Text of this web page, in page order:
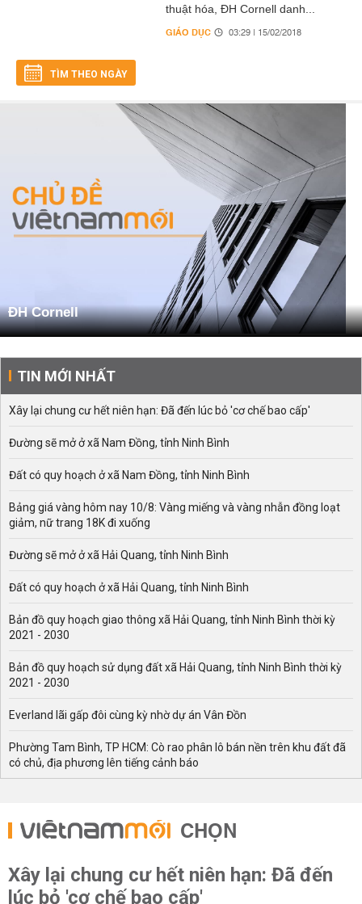
thuật hóa, ĐH Cornell danh...
GIÁO DỤC 03:29 | 15/02/2018
TÌM THEO NGÀY
ĐH Cornell
TIN MỚI NHẤT
Xây lại chung cư hết niên hạn: Đã đến lúc bỏ 'cơ chế bao cấp'
Đường sẽ mở ở xã Nam Đồng, tỉnh Ninh Bình
Đất có quy hoạch ở xã Nam Đồng, tỉnh Ninh Bình
Bảng giá vàng hôm nay 10/8: Vàng miếng và vàng nhẫn đồng loạt
giảm, nữ trang 18K đi xuống
Đường sẽ mở ở xã Hải Quang, tỉnh Ninh Bình
Đất có quy hoạch ở xã Hải Quang, tỉnh Ninh Bình
Bản đồ quy hoạch giao thông xã Hải Quang, tỉnh Ninh Bình thời kỳ
2021 - 2030
Bản đồ quy hoạch sử dụng đất xã Hải Quang, tỉnh Ninh Bình thời kỳ
2021 - 2030
Everland lãi gấp đôi cùng kỳ nhờ dự án Vân Đồn
Phường Tam Bình, TP HCM: Cò rao phân lô bán nền trên khu đất đã
có chủ, địa phương lên tiếng cảnh báo
CHỌN
Xây lại chung cư hết niên hạn: Đã đến
lúc bỏ 'cơ chế bao cấp'